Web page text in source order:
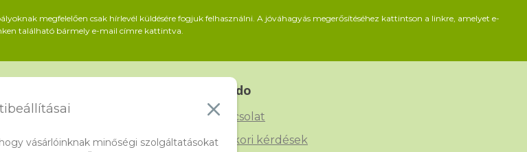
vásárlóinknak minőségi szolgáltatásokat
megfelelően csak hírlevél küldésére fogjuk felhasználni. A jóváhagyás megerősítéséhez kattintson a linkre, amelyet e-
található bármely e-mail címre kattintva.
és visszáru
Beado
Kapcsolat
Gyakori kérdések